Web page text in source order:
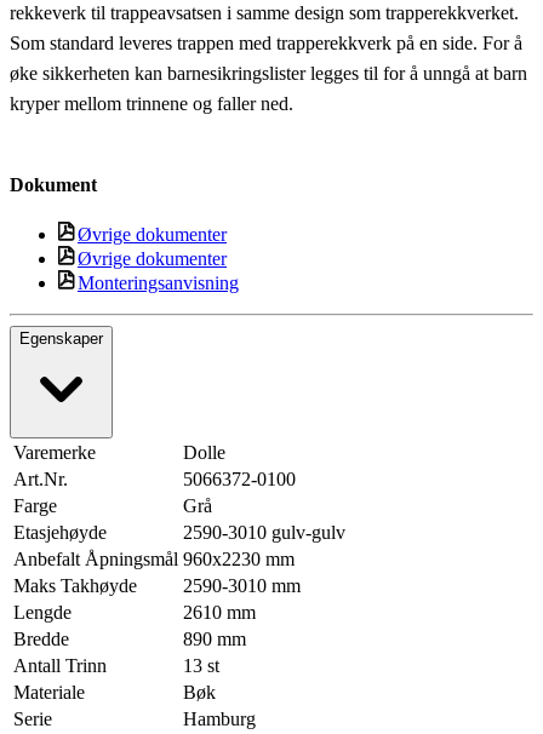
rekkeverk til trappeavsatsen i samme design som trapperekkverket.
Som standard leveres trappen med trapperekkverk på en side. For å
øke sikkerheten kan barnesikringslister legges til for å unngå at barn
kryper mellom trinnene og faller ned.
Dokument
Øvrige dokumenter
Øvrige dokumenter
Monteringsanvisning
Egenskaper
Varemerke
Dolle
Art.Nr.
5066372-0100
Farge
Grå
Etasjehøyde
2590-3010 gulv-gulv
Anbefalt Åpningsmål 960x2230 mm
Maks Takhøyde
2590-3010 mm
Lengde
2610 mm
Bredde
890 mm
Antall Trinn
13 st
Materiale
Bøk
Serie
Hamburg